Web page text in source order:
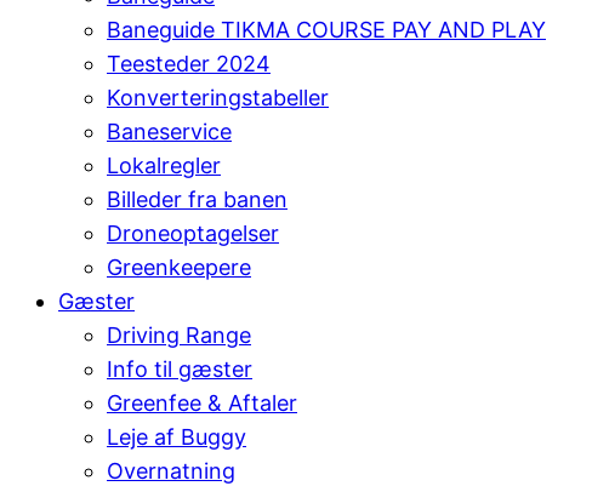
Baneguide TIKMA COURSE PAY AND PLAY
Teesteder 2024
Konverteringstabeller
Baneservice
Lokalregler
Billeder fra banen
Droneoptagelser
Greenkeepere
Gæster
Driving Range
Info til gæster
Greenfee & Aftaler
Leje af Buggy
Overnatning